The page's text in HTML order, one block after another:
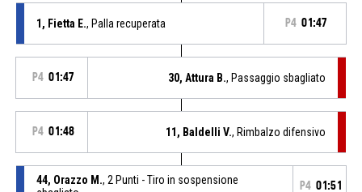
1, Fietta E., Palla recuperata P4 01:47
P4 01:47 30, Attura B., Passaggio sbagliato
P4 01:48 11, Baldelli V., Rimbalzo difensivo
44, Orazzo M., 2 Punti - Tiro in sospensione
P4 01:51